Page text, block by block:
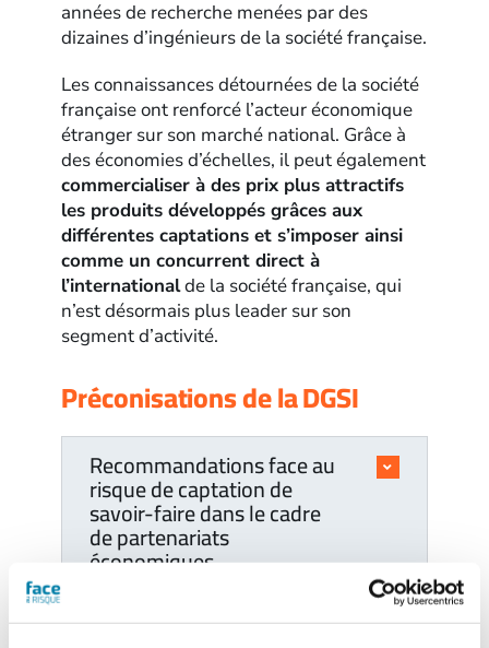
années de recherche menées par des
dizaines d’ingénieurs de la société française.
Les connaissances détournées de la société
française ont renforcé l’acteur économique
étranger sur son marché national. Grâce à
des économies d’échelles, il peut également
commercialiser à des prix plus attractifs
les produits développés grâces aux
différentes captations et s’imposer ainsi
comme un concurrent direct à
l’internationalde la société française, qui
n’est désormais plus leader sur son
segment d’activité.
Préconisations de la DGSI
Recommandations face au
risque de captation de
savoir-faire dans le cadre
de partenariats
économiques
Recommandations face au